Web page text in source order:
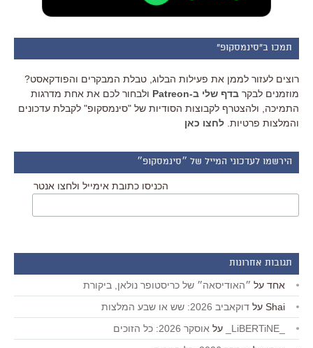
תמכו ב"סינמסקופ"
רוצים לעזור לממן את פעילות הבלוג, טבלת המבקרים והפודקאסט?
מוזמנים לבקר בדף שלי ב-Patreon
ולבחור לכם את אחת מדרגות
התמיכה, ולהצטרף לקבוצות הסודיות של "סינמסקופ" לקבלת עדכונים
והמלצות פרטיות. לחצו כאן
הירשמו לעדכוני המייל של ״סינמסקופ״
הכניסו כתובת אימייל ולחצו אנטר
תגובות אחרונות
אחד על ״האודיסאה״ של כריסטופר נולאן, ביקורת
Shai על דוקאביב 2026: שש או שבע המלצות
על אוסקר 2026: כל הזוכים